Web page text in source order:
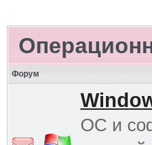
Форум
ОС и